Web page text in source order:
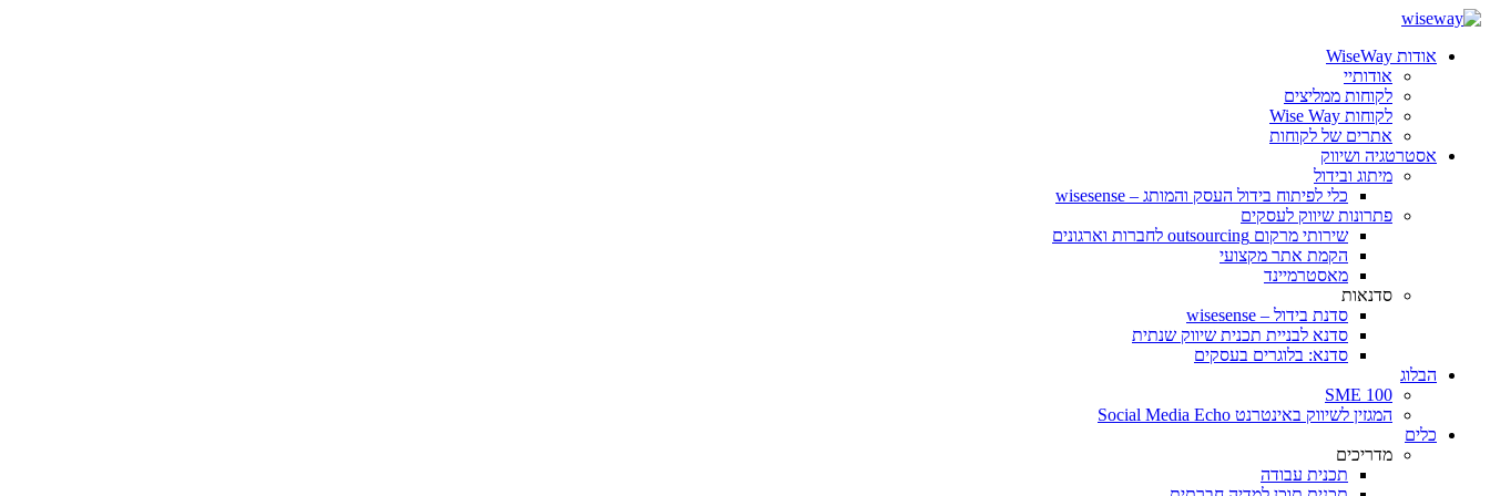
אודות WiseWay
אודותיי
לקוחות ממליצים
לקוחות Wise Way
אתרים של לקוחות
אסטרטגיה ושיווק
מיתוג ובידול
כלי לפיתוח בידול העסק והמותג – wisesense
פתרונות שיווק לעסקים
שירותי מרקום outsourcing לחברות וארגונים
הקמת אתר מקצועי
מאסטרמיינד
סדנאות
סדנת בידול – wisesense
סדנא לבניית תכנית שיווק שנתית
סדנא: בלוגרים בעסקים
הבלוג
SME 100
המגזין לשיווק באינטרנט Social Media Echo
כלים
מדריכים
תכנית עבודה